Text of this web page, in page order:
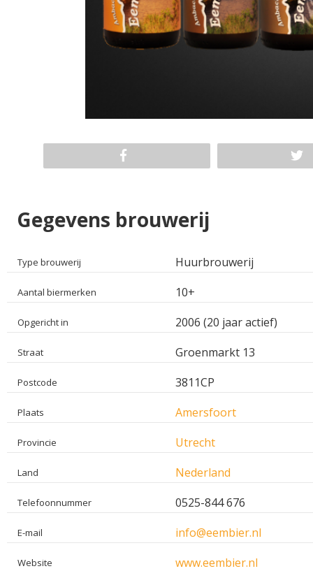
Gegevens brouwerij
Type brouwerij Huurbrouwerij
Aantal biermerken 10+
Opgericht in 2006 (20 jaar actief)
Straat Groenmarkt 13
Postcode 3811CP
Plaats Amersfoort
Provincie Utrecht
Land Nederland
Telefoonnummer 0525-844 676
E-mail info@eembier.nl
Website www.eembier.nl